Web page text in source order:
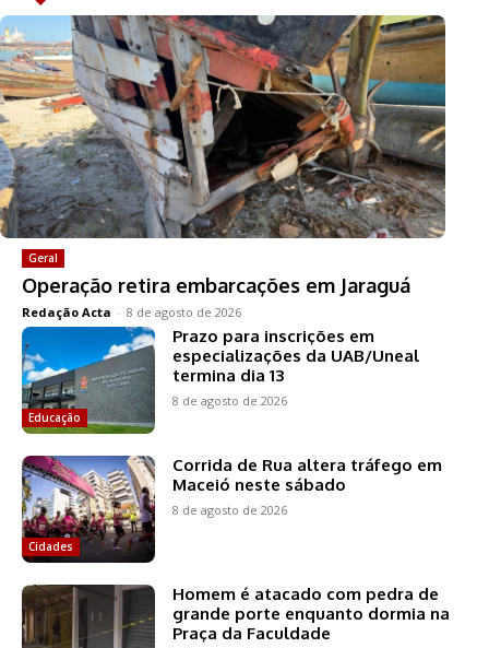
Geral
Operação retira embarcações em Jaraguá
Redação Acta - 8 de agosto de 2026
Educação
Prazo para inscrições em
especializações da UAB/Uneal
termina dia 13
8 de agosto de 2026
Cidades
Corrida de Rua altera tráfego em
Maceió neste sábado
8 de agosto de 2026
Homem é atacado com pedra de
grande porte enquanto dormia na
Praça da Faculdade